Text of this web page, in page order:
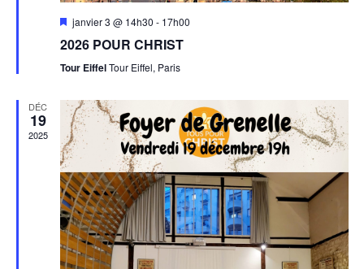
Mis
avant
janvier 3 @ 14h30 - 17h00
2026 POUR CHRIST
Tour EiffelTour Eiffel, Paris
DÉC
19
2025